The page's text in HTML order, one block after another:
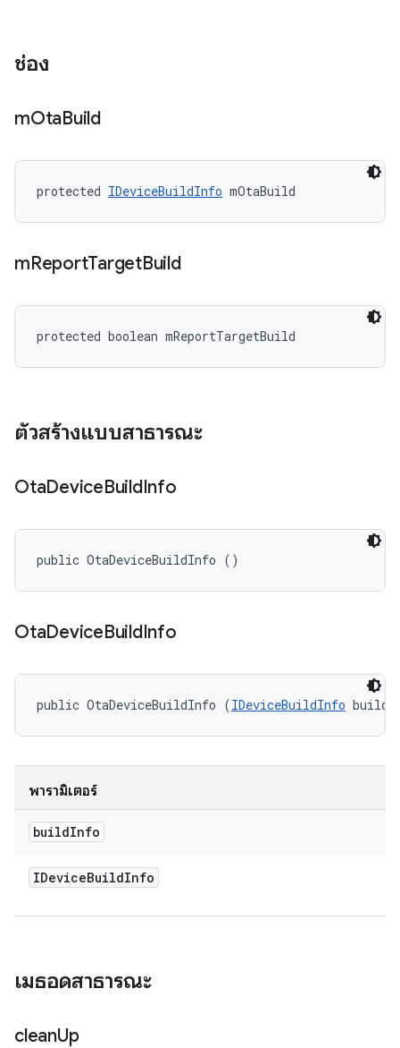
ช่อง
mOtaBuild
protected IDeviceBuildInfo mOtaBuild
mReportTargetBuild
protected boolean mReportTargetBuild
ตัวสร้างแบบสาธารณะ
OtaDeviceBuildInfo
public OtaDeviceBuildInfo ()
OtaDeviceBuildInfo
public OtaDeviceBuildInfo (IDeviceBuildInfo
พารามิเตอร์
buildInfo
IDeviceBuildInfo
เมธอดสาธารณะ
cleanUp